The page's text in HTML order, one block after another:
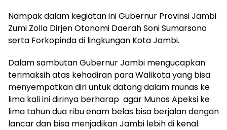
Nampak dalam kegiatan ini Gubernur Provinsi Jambi
Zumi Zolla Dirjen Otonomi Daerah Soni Sumarsono
serta Forkopinda di lingkungan Kota Jambi.
Dalam sambutan Gubernur Jambi mengucapkan
terimaksih atas kehadiran para Walikota yang bisa
menyempatkan diri untuk datang dalam munas ke
lima kali ini dirinya berharap agar Munas Apeksi ke
lima tahun dua ribu enam belas bisa berjalan dengan
lancar dan bisa menjadikan Jambi lebih di kenal.